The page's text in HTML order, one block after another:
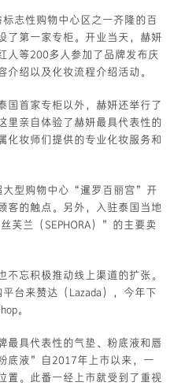
志性购物中心区之一齐隆的百
第一家专柜。开业当天，赫妍
人等200多人参加了品牌发布庆
绍以及化妆流程介绍活动。
国首家专柜以外，赫妍还举行了
里亲自体验了赫妍最具代表性的
化妆师们提供的专业化妆服务和
大型购物中心“暹罗百丽宫”开
客的触点。另外，入驻泰国当地
芙兰（SEPHORA）”的主要卖
忘积极推动线上渠道的扩张。
台来赞达（Lazada），今年下
。
最具代表性的气垫、粉底液和唇
底液”自2017年上市以来，一
置。此番一经上市就受到了重视